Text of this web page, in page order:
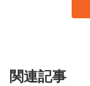
関連記事